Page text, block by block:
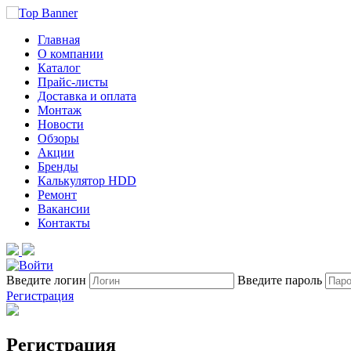
Главная
О компании
Каталог
Прайс-листы
Доставка и оплата
Монтаж
Новости
Обзоры
Акции
Бренды
Калькулятор HDD
Ремонт
Вакансии
Контакты
Введите логин Введите пароль
Регистрация
Регистрация